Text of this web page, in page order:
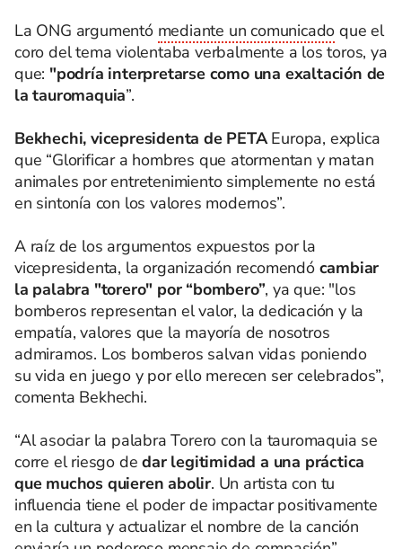
La ONG argumentó mediante un comunicado que el
coro del tema violentaba verbalmente a los toros, ya
que: "podría interpretarse como una exaltación de
la tauromaquia”.
Bekhechi, vicepresidenta de PETAEuropa, explica
que “Glorificar a hombres que atormentan y matan
animales por entretenimiento simplemente no está
en sintonía con los valores modernos”.
A raíz de los argumentos expuestos por la
vicepresidenta, la organización recomendó cambiar
la palabra "torero" por “bombero”, ya que: "los
bomberos representan el valor, la dedicación y la
empatía, valores que la mayoría de nosotros
admiramos. Los bomberos salvan vidas poniendo
su vida en juego y por ello merecen ser celebrados”,
comenta Bekhechi.
“Al asociar la palabra Torero con la tauromaquia se
corre el riesgo dedar legitimidad a una práctica
que muchos quieren abolir. Un artista con tu
influencia tiene el poder de impactar positivamente
en la cultura y actualizar el nombre de la canción